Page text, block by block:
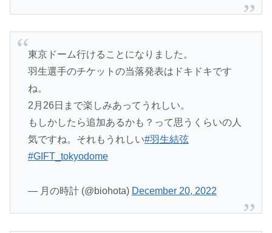
東京ドーム行けることになりました。
羽生選手のチケットの当落発表はドキドキです
ね。
2月26日まで楽しみあってうれしい。
もしかしたら追加あるかも？って思うくらいの人
気ですね。それもうれしい#羽生結弦
#GIFT_tokyodome
— 月の時計 (@biohota) December 20, 2022